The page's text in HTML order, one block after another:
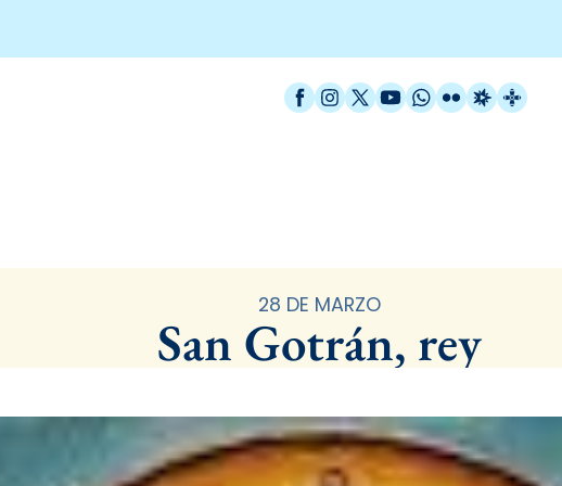
Facebook
Instagram
X / Twitter
YouTube
WhatsApp
FlickrRadio
28 DE MARZO
San Gotrán, rey